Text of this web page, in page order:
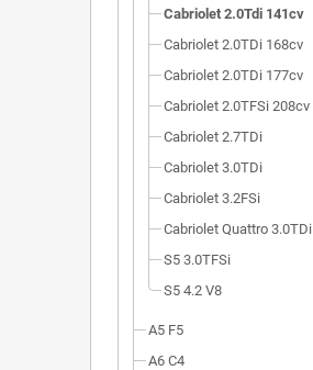
Cabriolet 2.0Tdi 141cv
Cabriolet 2.0TDi 168cv
Cabriolet 2.0TDi 177cv
Cabriolet 2.0TFSi 208cv
Cabriolet 2.7TDi
Cabriolet 3.0TDi
Cabriolet 3.2FSi
Cabriolet Quattro 3.0TDi
S5 3.0TFSi
S5 4.2 V8
A5 F5
A6 C4